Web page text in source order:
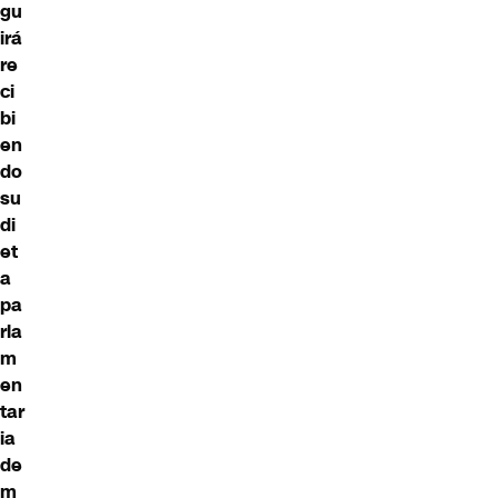
gu
irá
re
ci
bi
en
do
su
di
et
a
pa
rla
m
en
tar
ia
de
m